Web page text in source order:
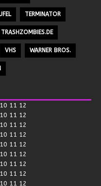
TERMINATOR
TRASHZOMBIES.DE
VHS WARNER BROS.
10 11 12
10 11 12
10 11 12
10 11 12
10 11 12
10 11 12
10 11 12
10 11 12
10 11 12